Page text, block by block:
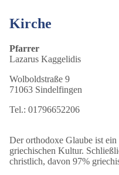
Kirche
Pfarrer
Lazarus Kaggelidis
Wolboldstraße 9
71063 Sindelfingen
Tel.: 01796652206
Der orthodoxe Glaube ist
griechischen Kultur.
christlich, davon 97%